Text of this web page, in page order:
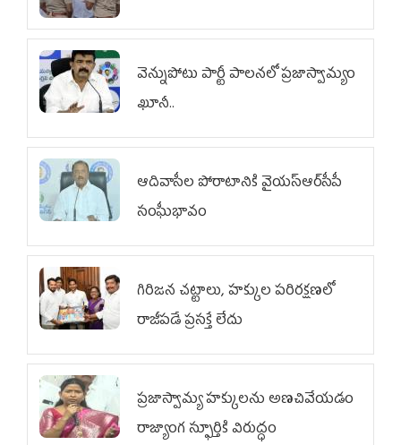
వెన్నుపోటు పార్టీ పాలనలో ప్రజాస్వామ్యం
ఖూనీ..
ఆదివాసీల పోరాటానికి వైయ‌స్ఆర్‌సీపీ
సంఘీభావం
గిరిజన చట్టాలు, హక్కుల పరిరక్షణలో
రాజీపడే ప్రసక్తే లేదు
ప్రజాస్వామ్య హక్కులను అణచివేయడం
రాజ్యాంగ స్ఫూర్తికి విరుద్ధం